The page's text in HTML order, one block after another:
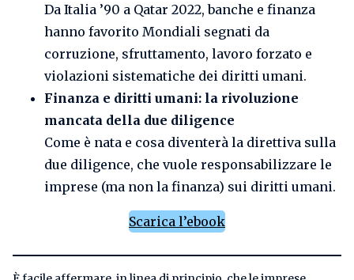
Da Italia ’90 a Qatar 2022, banche e finanza
hanno favorito Mondiali segnati da
corruzione, sfruttamento, lavoro forzato e
violazioni sistematiche dei diritti umani.
Finanza e diritti umani: la rivoluzione
mancata della due diligence
Come è nata e cosa diventerà la direttiva sulla
due diligence, che vuole responsabilizzare le
imprese (ma non la finanza) sui diritti umani.
Scarica l’ebook